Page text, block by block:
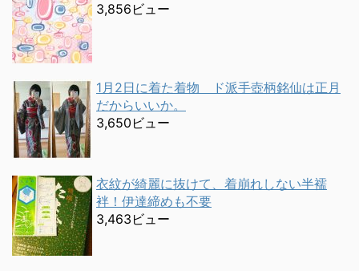
3,856ビュー
1月2日に着た着物 ド派手壺柄銘仙は正月
だからいいか。
3,650ビュー
衣紋が綺麗に抜けて、着崩れしない半襦
袢！伊達締めも不要
3,463ビュー